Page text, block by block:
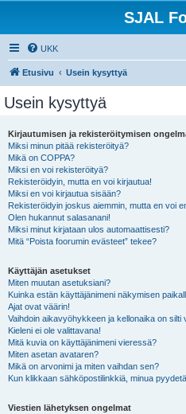
SJAL
UKK
Etusivu Usein kysyttyä
Usein kysyttyä
Kirjautumisen ja rekisteröitymisen
Miksi minun pitää rekisteröityä?
Mikä on COPPA?
Miksi en voi rekisteröityä?
Rekisteröidyin, mutta en voi kirjautua!
Miksi en voi kirjautua sisään?
Rekisteröidyin joskus aiemmin, mutta en voi
Olen hukannut salasanani!
Miksi minut kirjataan ulos automaattisesti?
Mitä “Poista foorumin evästeet” tekee?
Käyttäjän asetukset
Miten muutan asetuksiani?
Kuinka estän käyttäjänimeni näkymisen
Ajat ovat väärin!
Vaihdoin aikavyöhykkeen ja kellonaika on silti
Kieleni ei ole valittavana!
Mitä kuvia on käyttäjänimeni vieressä?
Miten asetan avataren?
Mikä on arvonimi ja miten vaihdan sen?
Kun klikkaan sähköpostilinkkiä, minua
Viestien lähetyksen ongelmat